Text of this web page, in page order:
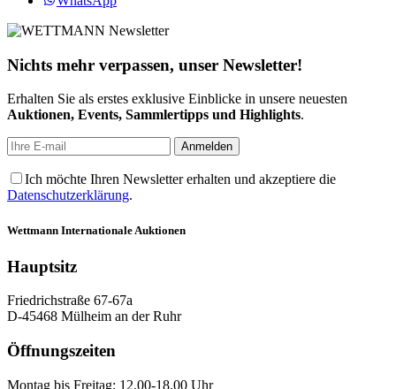
Nichts mehr verpassen, unser Newsletter!
Erhalten Sie als erstes exklusive Einblicke in unsere neuesten
Auktionen, Events, Sammlertipps und Highlights.
Ich möchte Ihren Newsletter erhalten und akzeptiere die
Datenschutzerklärung.
Wettmann Internationale Auktionen
Hauptsitz
Friedrichstraße 67-67a
D-45468 Mülheim an der Ruhr
Öffnungszeiten
Montag bis Freitag: 12.00-18.00 Uhr